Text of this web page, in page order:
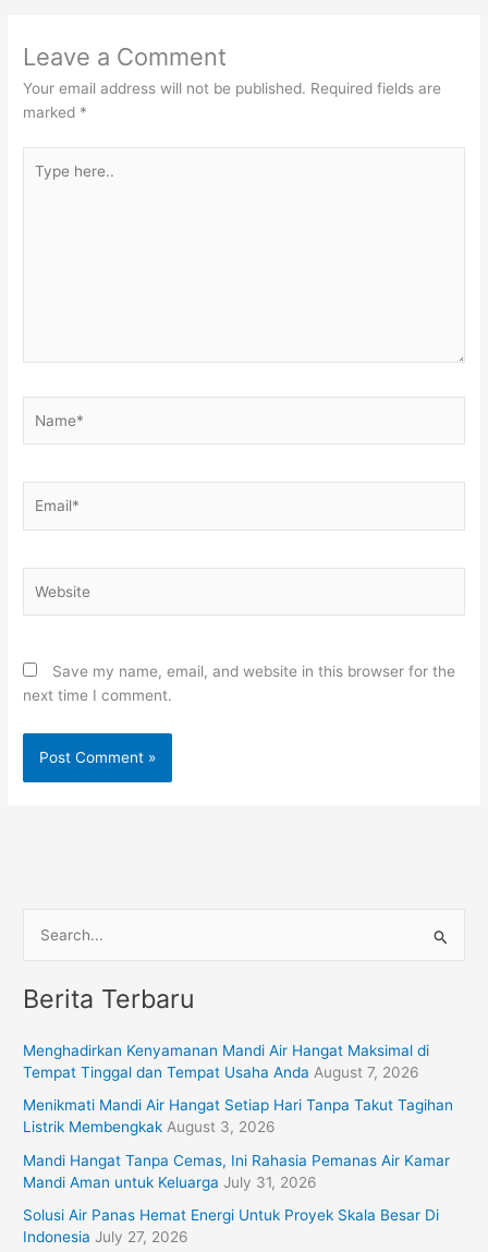
Leave a Comment
Your email address will not be published. Required fields are
marked *
here..
Save my name, email, and website in this browser for the
next time I comment.
a
c
f
r
Berita Terbaru
Menghadirkan Kenyamanan Mandi Air Hangat Maksimal di
Tempat Tinggal dan Tempat Usaha Anda August 7, 2026
Menikmati Mandi Air Hangat Setiap Hari Tanpa Takut Tagihan
Listrik Membengkak August 3, 2026
Mandi Hangat Tanpa Cemas, Ini Rahasia Pemanas Air Kamar
Mandi Aman untuk Keluarga July 31, 2026
Solusi Air Panas Hemat Energi Untuk Proyek Skala Besar Di
Indonesia July 27, 2026